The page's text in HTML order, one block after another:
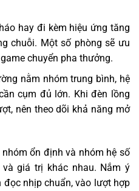
hay đi kèm hiệu ứng tăng
chuỗi. Một số phòng sẽ ưu
chuyển pha thưởng.
nằm nhóm trung bình, hệ
cụm đủ lớn. Khi đèn lồng
nên theo dõi khả năng mở
ổn định và nhóm hệ số
giá trị khác nhau. Nắm ý
nhịp chuẩn, vào lượt hợp